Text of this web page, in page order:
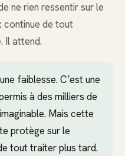
ne rien ressentir sur le
continue de tout
Il attend.
faiblesse. C’est une
à des milliers de
Mais cette
protège sur le
tout traiter plus tard.